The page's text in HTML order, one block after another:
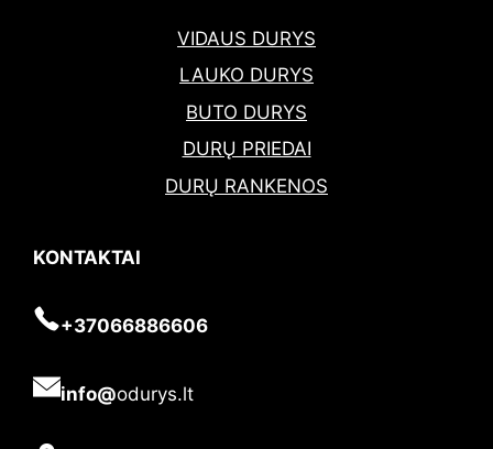
VIDAUS DURYS
LAUKO DURYS
BUTO DURYS
DURŲ PRIEDAI
DURŲ RANKENOS
KONTAKTAI
+37066886606
info@odurys.lt